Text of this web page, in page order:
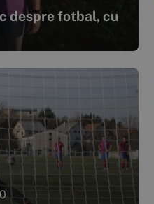
despre fotbal, cu